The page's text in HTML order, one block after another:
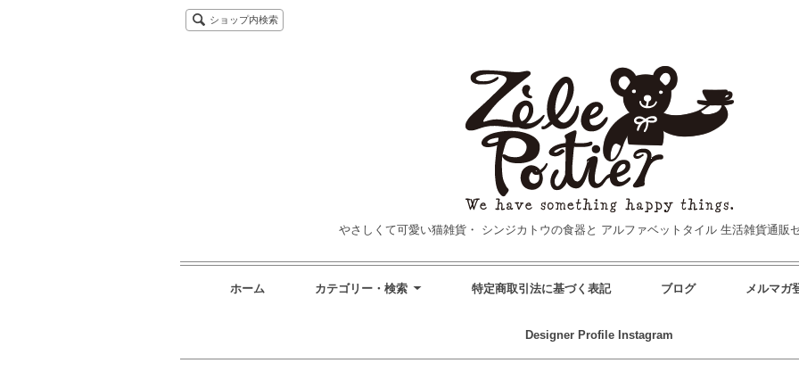
ショップ内検索
やさしくて可愛い猫雑貨・ シンジカトウの食器と アルファベットタイル 生活雑貨通販
ホーム カテゴリー・検索 特定商取引法に基づく表記 ブログ メルマガ
Designer Profile Instagram